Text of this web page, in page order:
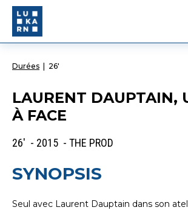
Durées 26'
LAURENT DAUPTAIN,
À FACE
26' - 2015 - THE PROD
SYNOPSIS
Seul avec Laurent Dauptain dans son